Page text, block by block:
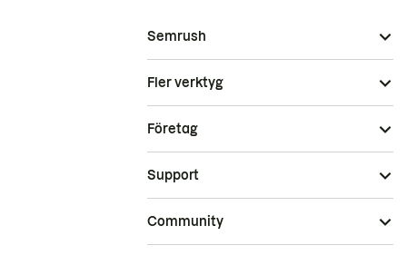
Semrush
Fler verktyg
Företag
Support
Community